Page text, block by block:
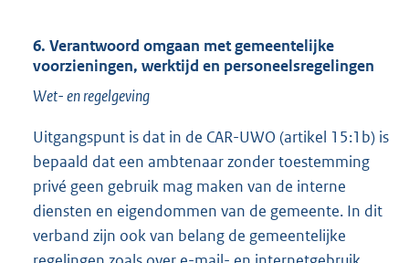
6. Verantwoord omgaan met gemeentelijke
voorzieningen, werktijd en personeelsregelingen
Wet- en regelgeving
Uitgangspunt is dat in de CAR-UWO (artikel 15:1b) is
bepaald dat een ambtenaar zonder toestemming
privé geen gebruik mag maken van de interne
diensten en eigendommen van de gemeente. In dit
verband zijn ook van belang de gemeentelijke